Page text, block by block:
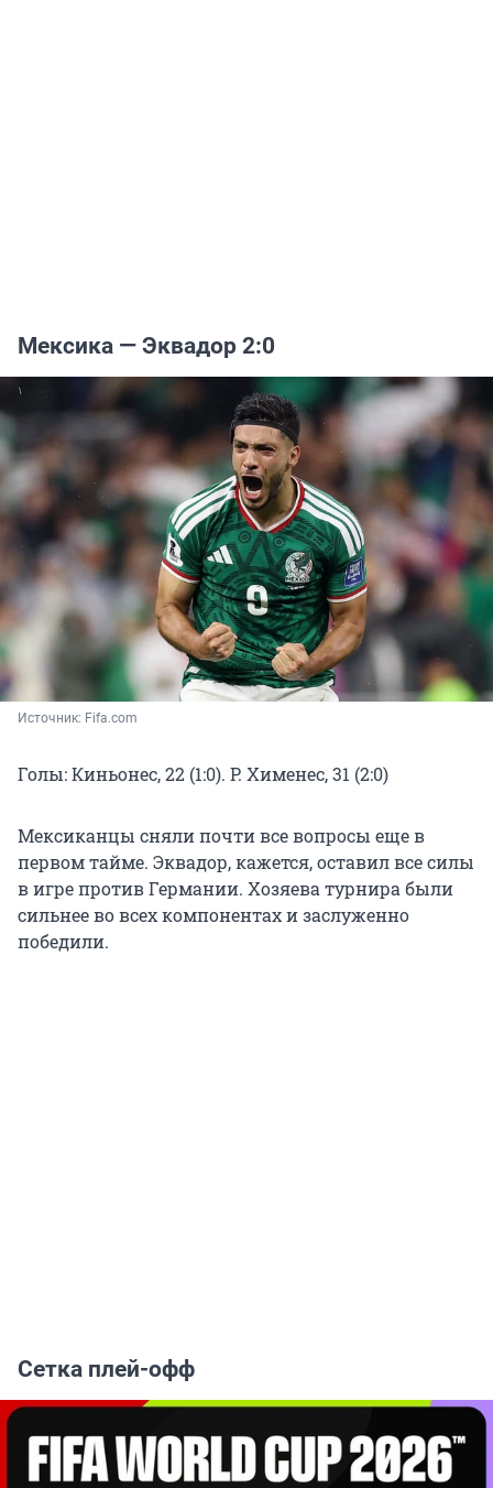
Мексика — Эквадор 2:0
Источник: Fifa.com
Голы: Киньонес, 22 (1:0). Р. Хименес, 31 (2:0)
Мексиканцы сняли почти все вопросы еще в
первом тайме. Эквадор, кажется, оставил все силы
в игре против Германии. Хозяева турнира были
сильнее во всех компонентах и заслуженно
победили.
Сетка плей-офф